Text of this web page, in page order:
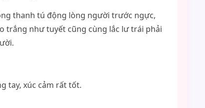
thanh tú động lòng người trước ngực,
trắng như tuyết cũng cùng lắc lư trái phải
tay, xúc cảm rất tốt.